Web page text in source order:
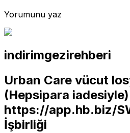
Yorumunu yaz
indirimgezirehberi
Urban Care vücut
(Hepsipara iadesiyle)
https://app.hb.biz/
İşbirliği